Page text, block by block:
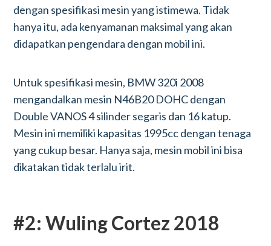
dengan spesifikasi mesin yang istimewa. Tidak
hanya itu, ada kenyamanan maksimal yang akan
didapatkan pengendara dengan mobil ini.
Untuk spesifikasi mesin, BMW 320i 2008
mengandalkan mesin N46B20 DOHC dengan
Double VANOS 4 silinder segaris dan 16 katup.
Mesin ini memiliki kapasitas 1995cc dengan tenaga
yang cukup besar. Hanya saja, mesin mobil ini bisa
dikatakan tidak terlalu irit.
#2: Wuling Cortez 2018